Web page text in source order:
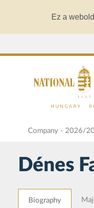
Ez a
Company - 2026/
Dénes
Biography